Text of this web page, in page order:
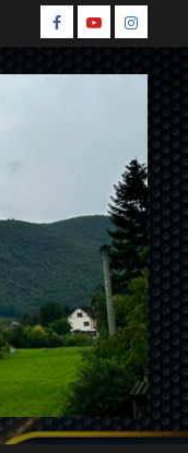
Spin
Facebook
Spin
Youtube
Spin